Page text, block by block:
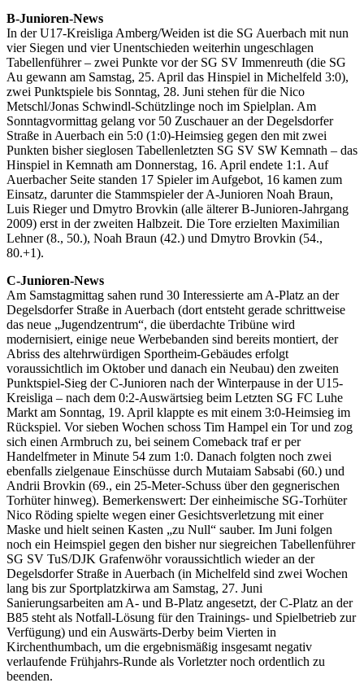
B-Junioren-News
In der U17-Kreisliga Amberg/Weiden ist die SG Auerbach mit nun
vier Siegen und vier Unentschieden weiterhin ungeschlagen
Tabellenführer – zwei Punkte vor der SG SV Immenreuth (die SG
Au gewann am Samstag, 25. April das Hinspiel in Michelfeld 3:0),
zwei Punktspiele bis Sonntag, 28. Juni stehen für die Nico
Metschl/Jonas Schwindl-Schützlinge noch im Spielplan. Am
Sonntagvormittag gelang vor 50 Zuschauer an der Degelsdorfer
Straße in Auerbach ein 5:0 (1:0)-Heimsieg gegen den mit zwei
Punkten bisher sieglosen Tabellenletzten SG SV SW Kemnath – das
Hinspiel in Kemnath am Donnerstag, 16. April endete 1:1. Auf
Auerbacher Seite standen 17 Spieler im Aufgebot, 16 kamen zum
Einsatz, darunter die Stammspieler der A-Junioren Noah Braun,
Luis Rieger und Dmytro Brovkin (alle älterer B-Junioren-Jahrgang
2009) erst in der zweiten Halbzeit. Die Tore erzielten Maximilian
Lehner (8., 50.), Noah Braun (42.) und Dmytro Brovkin (54.,
80.+1).
C-Junioren-News
Am Samstagmittag sahen rund 30 Interessierte am A-Platz an der
Degelsdorfer Straße in Auerbach (dort entsteht gerade schrittweise
das neue „Jugendzentrum“, die überdachte Tribüne wird
modernisiert, einige neue Werbebanden sind bereits montiert, der
Abriss des altehrwürdigen Sportheim-Gebäudes erfolgt
voraussichtlich im Oktober und danach ein Neubau) den zweiten
Punktspiel-Sieg der C-Junioren nach der Winterpause in der U15-
Kreisliga – nach dem 0:2-Auswärtsieg beim Letzten SG FC Luhe
Markt am Sonntag, 19. April klappte es mit einem 3:0-Heimsieg im
Rückspiel. Vor sieben Wochen schoss Tim Hampel ein Tor und zog
sich einen Armbruch zu, bei seinem Comeback traf er per
Handelfmeter in Minute 54 zum 1:0. Danach folgten noch zwei
ebenfalls zielgenaue Einschüsse durch Mutaiam Sabsabi (60.) und
Andrii Brovkin (69., ein 25-Meter-Schuss über den gegnerischen
Torhüter hinweg). Bemerkenswert: Der einheimische SG-Torhüter
Nico Röding spielte wegen einer Gesichtsverletzung mit einer
Maske und hielt seinen Kasten „zu Null“ sauber. Im Juni folgen
noch ein Heimspiel gegen den bisher nur siegreichen Tabellenführer
SG SV TuS/DJK Grafenwöhr voraussichtlich wieder an der
Degelsdorfer Straße in Auerbach (in Michelfeld sind zwei Wochen
lang bis zur Sportplatzkirwa am Samstag, 27. Juni
Sanierungsarbeiten am A- und B-Platz angesetzt, der C-Platz an der
B85 steht als Notfall-Lösung für den Trainings- und Spielbetrieb zur
Verfügung) und ein Auswärts-Derby beim Vierten in
Kirchenthumbach, um die ergebnismäßig insgesamt negativ
verlaufende Frühjahrs-Runde als Vorletzter noch ordentlich zu
beenden.